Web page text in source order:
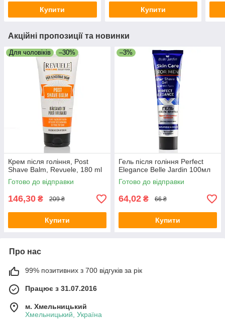
Купити Купити
Акційні пропозиції та новинки
Для чоловіків –30%
Крем після гоління, Post
Shave Balm, Revuele, 180 ml
Готово до відправки
146,30 ₴ 209 ₴
Купити
–3%
Гель після гоління Perfect
Elegance Belle Jardin 100мл
Готово до відправки
64,02 ₴ 66 ₴
Купити
Про нас
99% позитивних з 700 відгуків за рік
Працює з 31.07.2016
м. Хмельницький
Хмельницький, Україна